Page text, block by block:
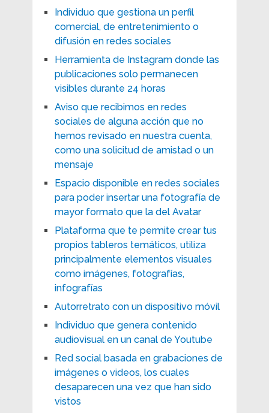
Individuo que gestiona un perfil
comercial, de entretenimiento o
difusión en redes sociales
Herramienta de Instagram donde las
publicaciones solo permanecen
visibles durante 24 horas
Aviso que recibimos en redes
sociales de alguna acción que no
hemos revisado en nuestra cuenta,
como una solicitud de amistad o un
mensaje
Espacio disponible en redes sociales
para poder insertar una fotografía de
mayor formato que la del Avatar
Plataforma que te permite crear tus
propios tableros temáticos, utiliza
principalmente elementos visuales
como imágenes, fotografías,
infografías
Autorretrato con un dispositivo móvil
Individuo que genera contenido
audiovisual en un canal de Youtube
Red social basada en grabaciones de
imágenes o videos, los cuales
desaparecen una vez que han sido
vistos